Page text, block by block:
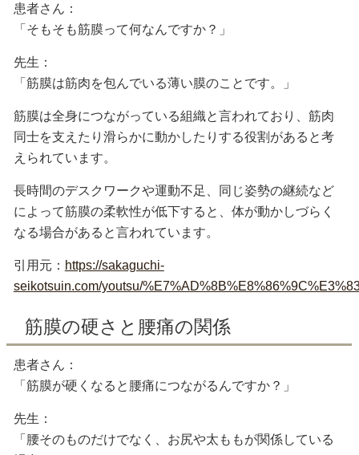
患者さん：
「そもそも筋膜って何なんですか？」
先生：
「筋膜は筋肉を包んでいる薄い膜のことです。」
筋膜は全身につながっている組織と言われており、筋肉
同士を支えたり滑らかに動かしたりする役割があると考
えられています。
長時間のデスクワークや運動不足、同じ姿勢の継続など
によって筋膜の柔軟性が低下すると、体が動かしづらく
なる場合があると言われています。
引用元： https://sakaguchi-
seikotsuin.com/youtsu/
筋膜の硬さと腰痛の関係
患者さん：
「筋膜が硬くなると腰痛につながるんですか？」
先生：
「腰そのものだけでなく、お尻や太ももが関係している